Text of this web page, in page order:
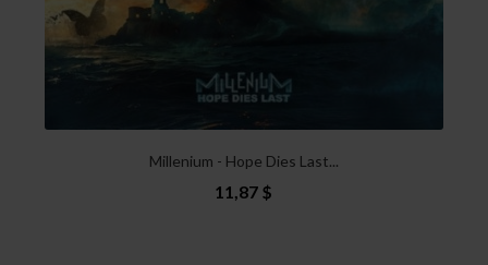
Millenium - Hope Dies Last...
11,87 $